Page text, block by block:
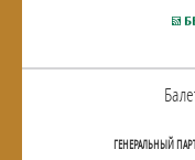
ГЕНЕРАЛЬНЫЙ